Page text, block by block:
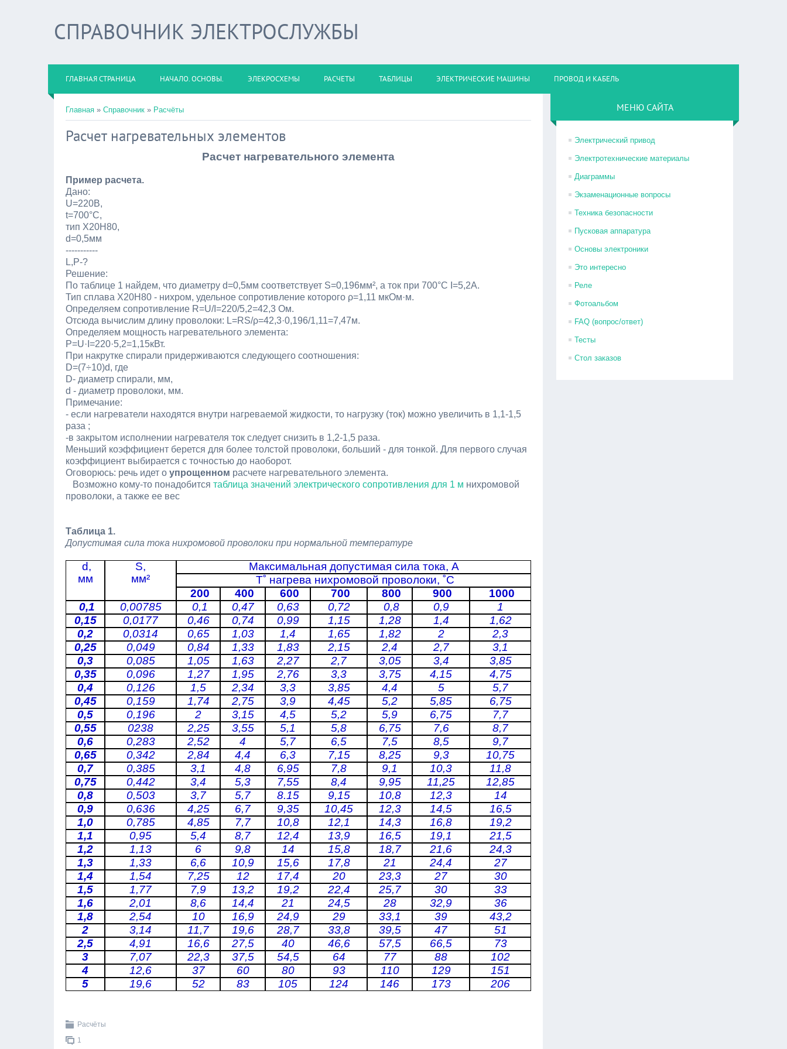
СПРАВОЧНИК ЭЛЕКТРОСЛУЖБЫ
ГЛАВНАЯ СТРАНИЦА НАЧАЛО. ОСНОВЫ. ЭЛЕКРОСХЕМЫ РАСЧЕТЫ ТАБЛИЦЫ ЭЛЕКТРИЧЕСКИЕ МАШИНЫ ПРОВОД И КАБЕЛЬ
Главная » Справочник » Расчёты
Расчет нагревательных элементов
Расчет нагревательного элемента
Пример расчета.
Дано:
U=220В,
t=700°C,
тип Х20Н80,
d=0,5мм
-----------
L,P-?
Решение:
По таблице 1 найдем, что диаметру d=0,5мм соответствует S=0,196мм², а ток при 700°С I=5,2А.
Тип сплава Х20Н80 - нихром, удельное сопротивление которого ρ=1,11 мкОм·м.
Определяем сопротивление R=U/I=220/5,2=42,3 Ом.
Отсюда вычислим длину проволоки: L=RS/ρ=42,3·0,196/1,11=7,47м.
Определяем мощность нагревательного элемента:
P=U·I=220·5,2=1,15кВт.
При накрутке спирали придерживаются следующего соотношения:
D=(7÷10)d, где
D- диаметр спирали, мм,
d - диаметр проволоки, мм.
Примечание:
- если нагреватели находятся внутри нагреваемой жидкости, то нагрузку (ток) можно увеличить в 1,1-1,5
раза ;
-в закрытом исполнении нагревателя ток следует снизить в 1,2-1,5 раза.
Меньший коэффициент берется для более толстой проволоки, больший - для тонкой. Для первого случая
коэффициент выбирается с точностью до наоборот.
Оговорюсь: речь идет о упрощенном расчете нагревательного элемента.
Возможно кому-то понадобится таблица значений электрического сопротивления для 1 м нихромовой
проволоки, а также ее вес
Таблица 1.
Допустимая сила тока нихромовой проволоки при нормальной температуре
d,
мм
S,
мм²
Максимальная допустимая сила тока, А
Т˚ нагрева нихромовой проволоки, ˚С
200
400 600 700 800 900
1000
0,1
0,00785 0,1 0,47 0,63 0,72 0,8 0,9
1
0,15
0,0177 0,46 0,74 0,99 1,15 1,28 1,4
1,62
0,2
0,0314 0,65 1,03 1,4 1,65 1,82 2
2,3
0,25
0,049 0,84 1,33 1,83 2,15 2,4 2,7
3,1
0,3
0,085 1,05 1,63 2,27 2,7 3,05 3,4
3,85
0,35
0,096 1,27 1,95 2,76 3,3 3,75 4,15
4,75
0,4
0,126 1,5 2,34 3,3 3,85 4,4 5
5,7
0,45
0,159 1,74 2,75 3,9 4,45 5,2 5,85
6,75
0,5
0,196 2 3,15 4,5 5,2 5,9 6,75
7,7
0,55
0238 2,25 3,55 5,1 5,8 6,75 7,6
8,7
0,6
0,283 2,52 4 5,7 6,5 7,5 8,5
9,7
0,65
0,342 2,84 4,4 6,3 7,15 8,25 9,3
10,75
0,7
0,385 3,1 4,8 6,95 7,8 9,1 10,3
11,8
0,75
0,442 3,4 5,3 7,55 8,4 9,95 11,25
12,85
0,8
0,503 3,7 5,7 8.15 9,15 10,8 12,3
14
0,9
0,636 4,25 6,7 9,35 10,45 12,3 14,5
16,5
1,0
0,785 4,85 7,7 10,8 12,1 14,3 16,8
19,2
1,1
0,95 5,4 8,7 12,4 13,9 16,5 19,1
21,5
1,2
1,13 6 9,8 14 15,8 18,7 21,6
24,3
1,3
1,33 6,6 10,9 15,6 17,8 21 24,4
27
1,4
1,54 7,25 12 17,4 20 23,3 27
30
1,5
1,77 7,9 13,2 19,2 22,4 25,7 30
33
1,6
2,01 8,6 14,4 21 24,5 28 32,9
36
1,8
2,54 10 16,9 24,9 29 33,1 39
43,2
2
3,14 11,7 19,6 28,7 33,8 39,5 47
51
2,5
4,91 16,6 27,5 40 46,6 57,5 66,5
73
3
7,07 22,3 37,5 54,5 64 77 88
102
4
12,6 37 60 80 93 110 129
151
5
19,6 52 83 105 124 146 173 206
Расчёты
1
МЕНЮ САЙТА
Электрический привод
Электротехнические материалы
Диаграммы
Экзаменационные вопросы
Техника безопасности
Пусковая аппаратура
Основы электроники
Это интересно
Реле
Фотоальбом
FAQ (вопрос/ответ)
Тесты
Стол заказов